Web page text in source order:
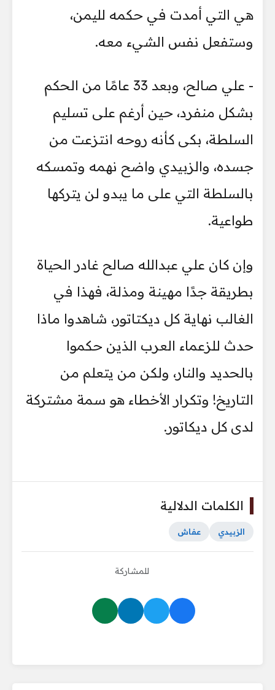
هي التي أمدت في حكمه لليمن،
وستفعل نفس الشيء معه.
- علي صالح، وبعد 33 عامًا من الحكم
بشكل منفرد، حين أرغم على تسليم
السلطة، بكى كأنه روحه انتزعت من
جسده، والزبيدي واضح نهمه وتمسكه
بالسلطة التي على ما يبدو لن يتركها
طواعية.
وإن كان علي عبدالله صالح غادر الحياة
بطريقة جدًا مهينة ومذلة، فهذا في
الغالب نهاية كل ديكتاتور، شاهدوا ماذا
حدث للزعماء العرب الذين حكموا
بالحديد والنار، ولكن من يتعلم من
التاريخ! وتكرار الأخطاء هو سمة مشتركة
لدى كل ديكاتور.
الكلمات الدلالية
الزبيدي عفاش
للمشاركة